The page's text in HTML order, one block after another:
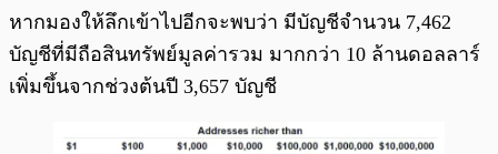
หากมองให้ลึกเข้าไปอีกจะพบว่า มีบัญชีจำนวน 7,462
บัญชีที่มีถือสินทรัพย์มูลค่ารวม มากกว่า 10 ล้านดอลลาร์
เพิ่มขึ้นจากช่วงต้นปี 3,657 บัญชี